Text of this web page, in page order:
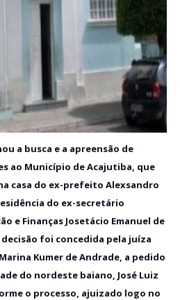
a busca e a apreensão de
ao Município de Acajutiba, que
casa do ex-prefeito Alexsandro
do ex-secretário
e Finanças Josetácio Emanuel de
foi concedida pela juíza
Kumer de Andrade, a pedido
do nordeste baiano, José Luiz
o processo, ajuizado logo no